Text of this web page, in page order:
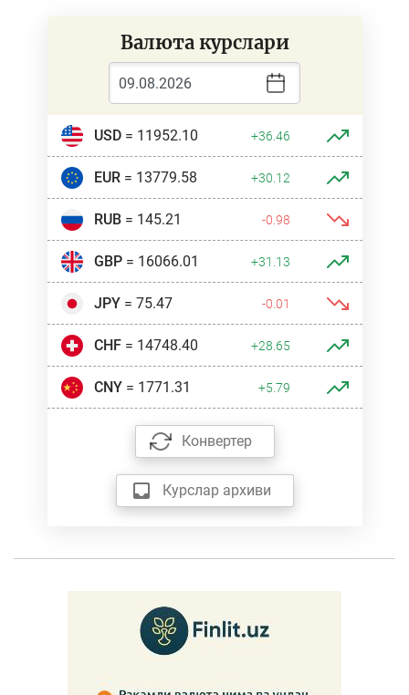
Валюта курслари
USD= 11952.10 +36.46
EUR= 13779.58 +30.12
RUB= 145.21 -0.98
GBP= 16066.01 +31.13
JPY= 75.47 -0.01
CHF= 14748.40 +28.65
CNY= 1771.31 +5.79
Конвертер
Курслар архиви